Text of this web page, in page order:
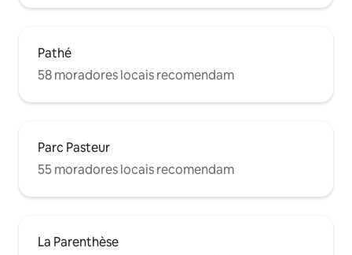
Pathé
58 moradores locais recomendam
Parc Pasteur
55 moradores locais recomendam
La Parenthèse